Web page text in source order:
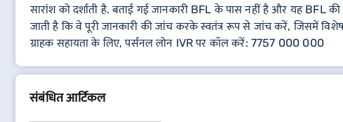
सारांश को दर्शाती है. बताई गई जानकारी BFL के पास नहीं है और यह BFL
जाती है कि वे पूरी जानकारी की जांच करके स्वतंत्र रूप से जांच करें, जिसमें
ग्राहक सहायता के लिए, पर्सनल लोन IVR पर कॉल करें: 7757 000 000
संबंधित आर्टिकल